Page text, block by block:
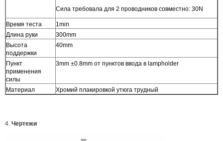
Сила требовала для 2 проводников совместно: 30N
Время теста
1min
Длина руки
300mm
Высота
поддержки
40mm
Пункт
применения
силы
3mm ±0.8mm от пунктов ввода в lampholder
Материал Хромий плакировкой утюга трудный
4. Чертежи